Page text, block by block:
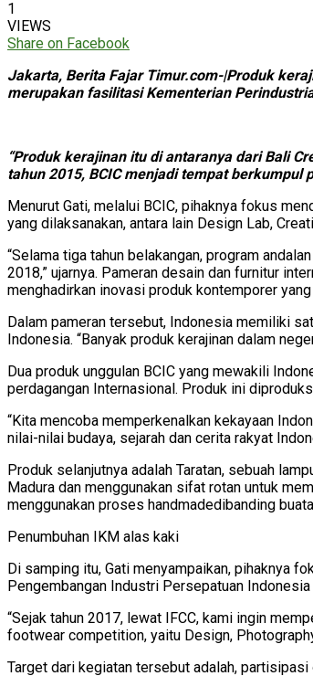
1
VIEWS
Share on Facebook
Jakarta, Berita Fajar Timur.com-|Produk
merupakan fasilitasi Kementerian
“Produk kerajinan itu di antaranya dari Bali
tahun 2015, BCIC menjadi tempat
Menurut Gati, melalui BCIC, pihaknya fokus
yang dilaksanakan, antara lain Design Lab,
“Selama tiga tahun belakangan, program
2018,” ujarnya. Pameran desain dan furnitur
menghadirkan inovasi produk kontemporer
Dalam pameran tersebut, Indonesia memiliki
Indonesia. “Banyak produk kerajinan dalam
Dua produk unggulan BCIC yang mewakili
perdagangan Internasional. Produk ini
“Kita mencoba memperkenalkan kekayaan
nilai-nilai budaya, sejarah dan cerita rakyat
Produk selanjutnya adalah Taratan, sebuah
Madura dan menggunakan sifat rotan untuk
menggunakan proses handmadedibanding
Penumbuhan IKM alas kaki
Di samping itu, Gati menyampaikan, pihaknya
Pengembangan Industri Persepatuan
“Sejak tahun 2017, lewat IFCC, kami ingin
footwear competition, yaitu Design,
Target dari kegiatan tersebut adalah,